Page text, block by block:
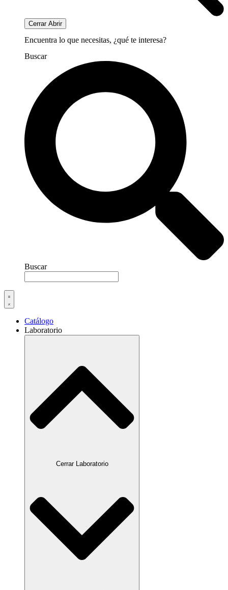
Cerrar Abrir
Encuentra lo que necesitas, ¿qué te interesa?
Buscar
Buscar
Catálogo
Laboratorio
Cerrar Laboratorio